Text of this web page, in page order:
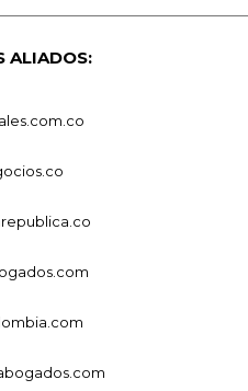
ALIADOS: